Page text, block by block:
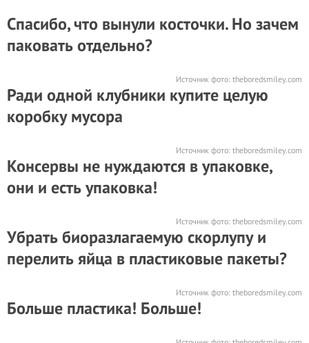
Спасибо, что вынули косточки. Но зачем
паковать отдельно?
Источник фото: theboredsmiley.com
Ради одной клубники купите целую
коробку мусора
Источник фото: theboredsmiley.com
Консервы не нуждаются в упаковке,
они и есть упаковка!
Источник фото: theboredsmiley.com
Убрать биоразлагаемую скорлупу и
перелить яйца в пластиковые пакеты?
Источник фото: theboredsmiley.com
Больше пластика! Больше!